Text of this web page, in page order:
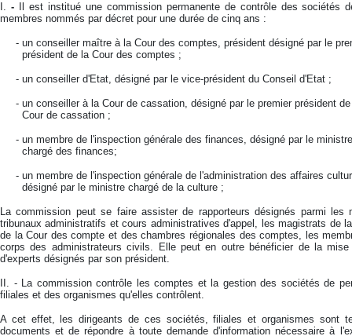
I. -
Il est institué une commission permanente de contrôle des
membres nommés par décret pour une durée de cinq ans :
- un conseiller maître à la Cour des comptes, président désigné par le
président de la Cour des comptes ;
- un conseiller d'Etat, désigné par le vice-président du Conseil d'Etat ;
- un conseiller à la Cour de cassation, désigné par le premier président
Cour de cassation ;
- un membre de l'inspection générale des finances, désigné par le ministre
chargé des finances;
- un membre de l'inspection générale de l'administration des affaires
désigné par le ministre chargé de la culture ;
La commission peut se faire assister de rapporteurs désignés parmi
tribunaux administratifs et cours administratives d'appel, les magistrats de
de la Cour des compte et des chambres régionales des comptes, les
corps des administrateurs civils. Elle peut en outre bénéficier de la
d'experts désignés par son président.
II. - La commission contrôle les comptes et la gestion des sociétés de
filiales et des organismes qu'elles contrôlent.
A cet effet, les dirigeants de ces sociétés, filiales et organismes sont
documents et de répondre à toute demande d'information nécessaire à